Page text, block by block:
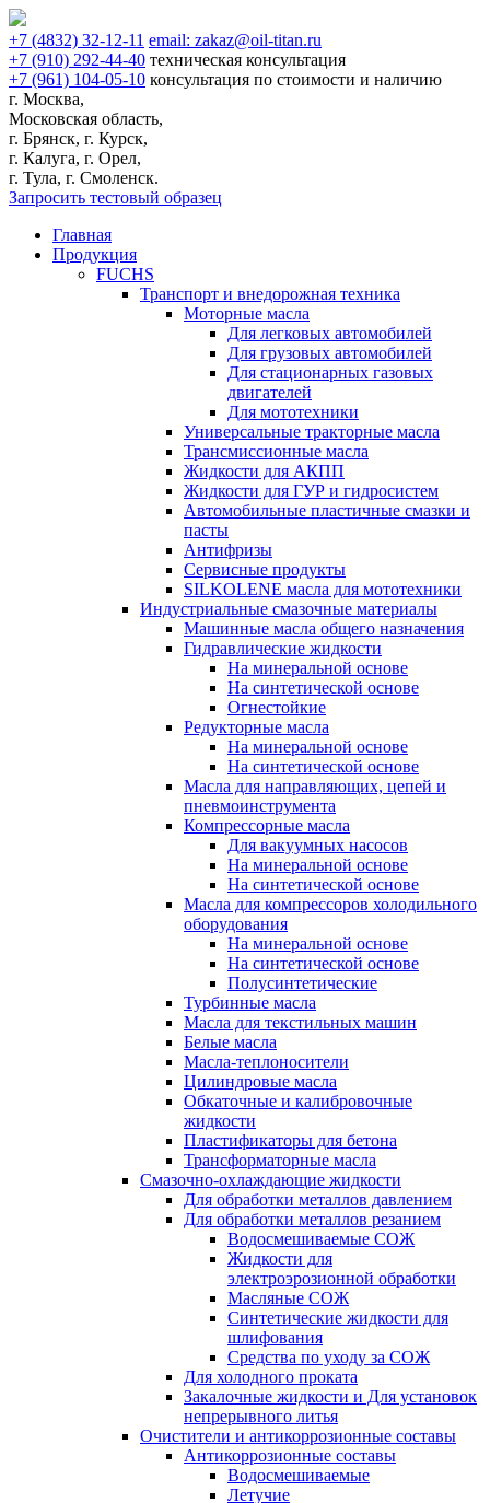
+7 (4832) 32-12-11 email: zakaz@oil-titan.ru
+7 (910) 292-44-40 техническая консультация
+7 (961) 104-05-10 консультация по стоимости и наличию
г. Москва,
Московская область,
г. Брянск, г. Курск,
г. Калуга, г. Орел,
г. Тула, г. Смоленск.
Запросить тестовый образец
Главная
Продукция
FUCHS
Транспорт и внедорожная техника
Моторные масла
Для легковых автомобилей
Для грузовых автомобилей
Для стационарных газовых
двигателей
Для мототехники
Универсальные тракторные масла
Трансмиссионные масла
Жидкости для АКПП
Жидкости для ГУР и гидросистем
Автомобильные пластичные смазки и
пасты
Антифризы
Сервисные продукты
SILKOLENE масла для мототехники
Индустриальные смазочные материалы
Машинные масла общего назначения
Гидравлические жидкости
На минеральной основе
На синтетической основе
Огнестойкие
Редукторные масла
На минеральной основе
На синтетической основе
Масла для направляющих, цепей и
пневмоинструмента
Компрессорные масла
Для вакуумных насосов
На минеральной основе
На синтетической основе
Масла для компрессоров холодильного
оборудования
На минеральной основе
На синтетической основе
Полусинтетические
Турбинные масла
Масла для текстильных машин
Белые масла
Масла-теплоносители
Цилиндровые масла
Обкаточные и калибровочные
жидкости
Пластификаторы для бетона
Трансформаторные масла
Смазочно-охлаждающие жидкости
Для обработки металлов давлением
Для обработки металлов резанием
Водосмешиваемые СОЖ
Жидкости для
электроэрозионной обработки
Масляные СОЖ
Синтетические жидкости для
шлифования
Средства по уходу за СОЖ
Для холодного проката
Закалочные жидкости и Для установок
непрерывного литья
Очистители и антикоррозионные составы
Антикоррозионные составы
Водосмешиваемые
Летучие